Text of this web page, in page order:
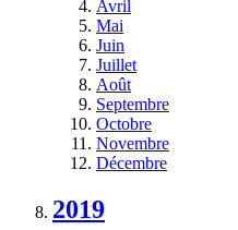
Avril
Mai
Juin
Juillet
Août
Septembre
Octobre
Novembre
Décembre
2019